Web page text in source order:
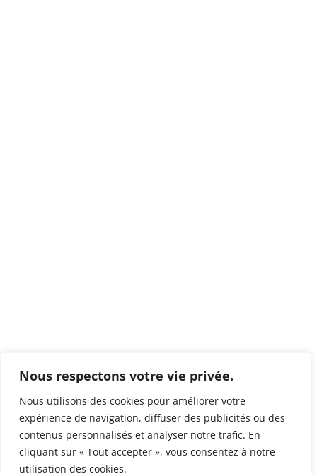
Nous respectons votre vie privée.
Nous utilisons des cookies pour améliorer votre
expérience de navigation, diffuser des publicités ou des
contenus personnalisés et analyser notre trafic. En
cliquant sur « Tout accepter », vous consentez à notre
utilisation des cookies.